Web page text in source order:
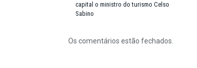
capital o ministro do turismo Celso
Sabino
Os comentários estão fechados.